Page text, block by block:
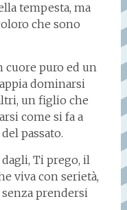
tempesta, ma
che sono
cuore puro ed un
dominarsi
un figlio che
come si fa a
passato.
Ti prego, il
viva con serietà,
senza prendersi